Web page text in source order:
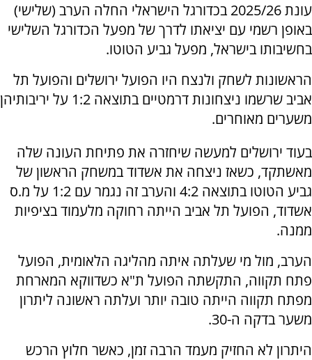
עונת 2025/26 בכדורגל הישראלי החלה הערב (שלישי)
באופן רשמי עם יציאתו לדרך של מפעל הכדורגל השלישי
בחשיבותו בישראל, מפעל גביע הטוטו.
הראשונות לשחק ולנצח היו הפועל ירושלים והפועל תל
אביב שרשמו ניצחונות דרמטיים בתוצאה 1:2 על יריבותיהן
משערים מאוחרים.
בעוד ירושלים למעשה שיחזרה את פתיחת העונה שלה
מאשתקד, כשאז ניצחה את אשדוד במשחק הראשון של
גביע הטוטו בתוצאה 4:2 והערב זה נגמר עם 1:2 על מ.ס
אשדוד, הפועל תל אביב הייתה רחוקה מלעמוד בציפיות
ממנה.
הערב, מול מי שעלתה איתה מהליגה הלאומית, הפועל
פתח תקווה, התקשתה הפועל ת"א כשדווקא המארחת
מפתח תקווה הייתה טובה יותר ועלתה ראשונה ליתרון
משער בדקה ה-30.
היתרון לא החזיק מעמד הרבה זמן, כאשר חלוץ הרכש